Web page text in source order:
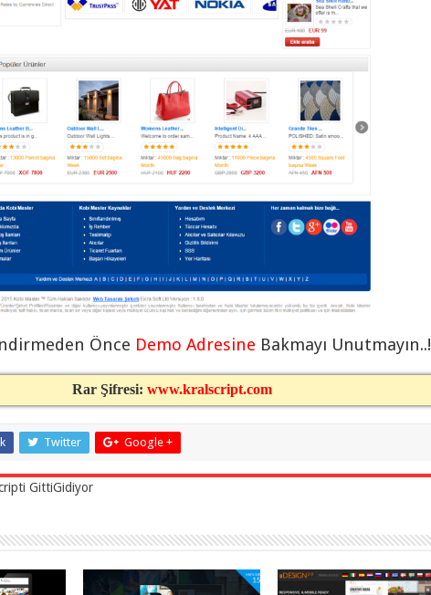
Önce Demo Adresine Bakmayı Unutmayın..!
Rar Şifresi: www.kralscript.com
Twitter Google +
GittiGidiyor